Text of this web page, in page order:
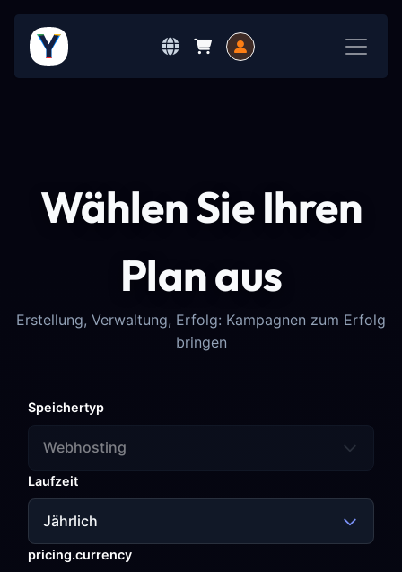
Wählen Sie Ihren
Plan aus
Erstellung, Verwaltung, Erfolg: Kampagnen zum Erfolg
bringen
Speichertyp
Webhosting
Laufzeit
Jährlich
pricing.currency